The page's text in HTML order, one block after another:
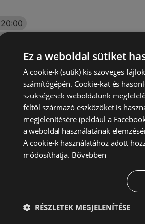
20:00
18:00
Ez a weboldal sütiket
A cookie-k (sütik) kis szöveges
számítógépén. Cookie-kat és
szükségesek weboldalunk
féltől származó eszközöket is
megjelenítésére (például a
a weboldal használatának
A cookie-k használatához adott
módosíthatja. Bővebben
RÉSZLETEK MEGJELENÍTÉSE